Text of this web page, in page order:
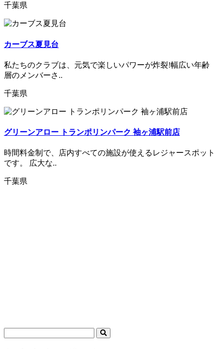
千葉県
カーブス夏見台
私たちのクラブは、元気で楽しいパワーが炸裂!幅広い年齢
層のメンバーさ..
千葉県
グリーンアロー トランポリンパーク 袖ヶ浦駅前店
時間料金制で、店内すべての施設が使えるレジャースポット
です。 広大な..
千葉県